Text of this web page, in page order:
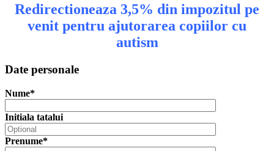
Redirectioneaza 3,5% din impozitul pe
venit pentru ajutorarea copiilor cu
autism
Date personale
Nume*
Initiala tatalui
Prenume*